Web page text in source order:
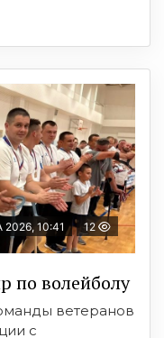
10:41 12
по волейболу
ветеранов
с